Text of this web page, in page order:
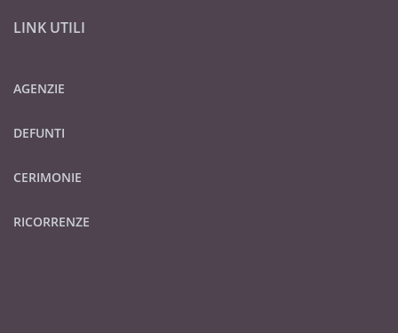
LINK UTILI
AGENZIE
DEFUNTI
CERIMONIE
RICORRENZE